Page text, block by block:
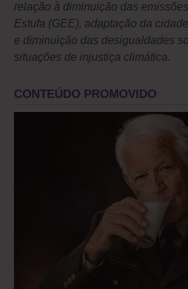
relação à diminuição das
Estufa (GEE), adaptação da
e diminuição das desigualdades
situações de injustiça climática.